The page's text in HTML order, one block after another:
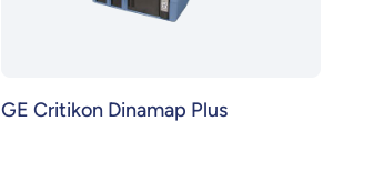
GE Critikon Dinamap Plus